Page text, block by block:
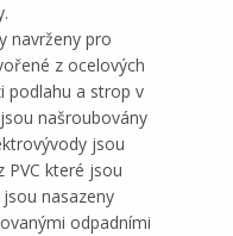
navrženy pro
z ocelových
podlahu a strop v
našroubovány
jsou
PVC které jsou
nasazeny
odpadními